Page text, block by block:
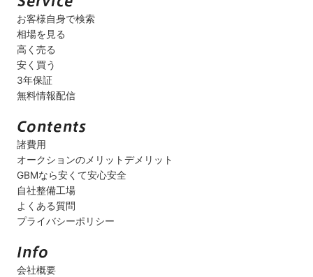
お客様自身で検索
相場を見る
高く売る
安く買う
3年保証
無料情報配信
諸費用
オークションのメリットデメリット
GBMなら安くて安心安全
自社整備工場
よくある質問
プライバシーポリシー
会社概要